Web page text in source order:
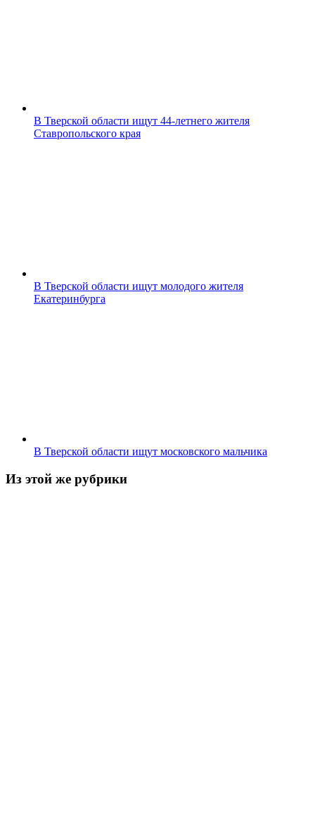
В Тверской области ищут 44-летнего жителя
Ставропольского края
В Тверской области ищут молодого жителя
Екатеринбурга
В Тверской области ищут московского мальчика
Из этой же рубрики